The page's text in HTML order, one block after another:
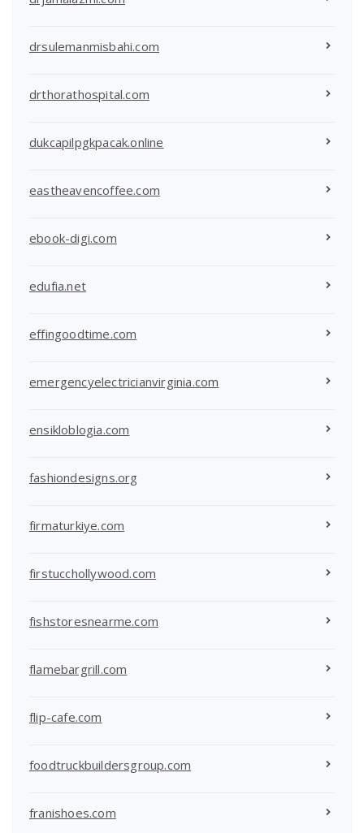
drsulemanmisbahi.com
drthorathospital.com
dukcapilpgkpacak.online
eastheavencoffee.com
ebook-digi.com
edufia.net
effingoodtime.com
emergencyelectricianvirginia.com
ensikloblogia.com
fashiondesigns.org
firmaturkiye.com
firstucchollywood.com
fishstoresnearme.com
flamebargrill.com
flip-cafe.com
foodtruckbuildersgroup.com
franishoes.com